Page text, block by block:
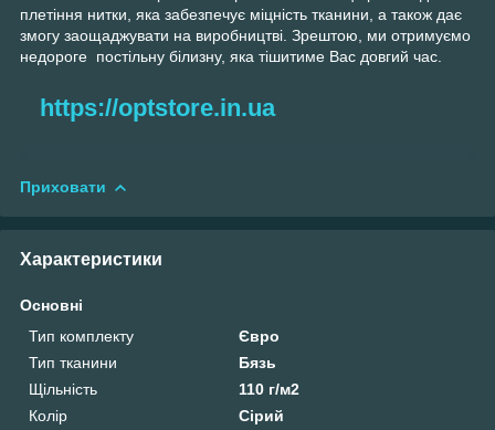
плетіння нитки, яка забезпечує міцність тканини, а також дає
змогу заощаджувати на виробництві. Зрештою, ми отримуємо
недороге постільну білизну, яка тішитиме Вас довгий час.
https://optstore.in.ua
Приховати
Характеристики
Основні
Тип комплекту
Євро
Тип тканини
Бязь
Щільність
110 г/м2
Колір
Сірий